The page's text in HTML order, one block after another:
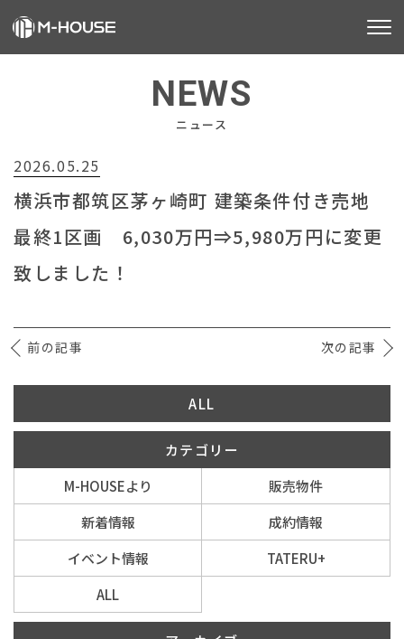
不動産事業
建築事業
会社情報
イベント情報
0120-800-108
営業時間／10：00〜19：00 定休日／水曜日
NEWS
ニュース
2026.05.25
横浜市都筑区茅ヶ崎町 建築条件付き売地
最終1区画 6,030万円⇒5,980万円に変更
致しました！
前の記事 次の記事
ALL
カテゴリー
M-HOUSEより
販売物件
新着情報
成約情報
イベント情報
TATERU+
ALL